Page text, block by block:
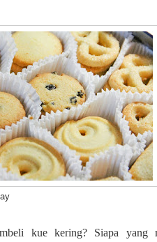
kue kering? Siapa yang